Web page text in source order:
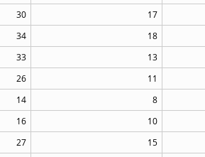
30 17
34 18
33 13
26 11
14 8
16 10
27 15